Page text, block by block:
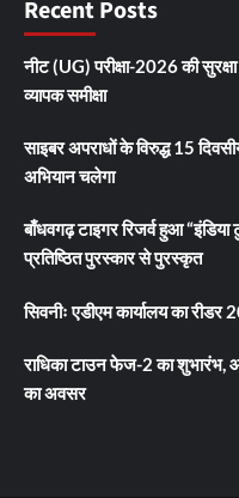
Recent Posts
नीट (UG) परीक्षा-2026 की
व्यापक समीक्षा
साइबर अपराधों के विरुद्ध 15
अभियान चलेगा
बाँधवगढ़ टाइगर रिजर्व हुआ
प्रतिष्ठित पुरस्कार से पुरस्कृत
सिवनीः एडीएम कार्यालय का रीडर
राधिका टाउन फेज-2 का शुभारंभ,
का अवसर